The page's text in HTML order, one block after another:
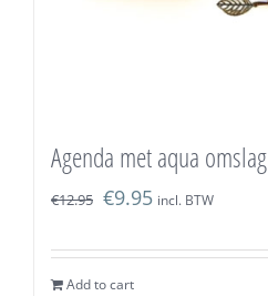
Agenda met aqua omslag
€12.95 €9.95 incl. BTW
Add to cart